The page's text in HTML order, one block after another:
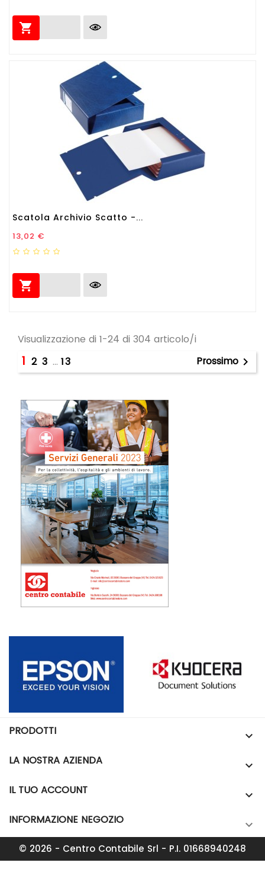

Scatola Archivio Scatto -...
Prezzo
13,02 €

Visualizzazione di 1-24 di 304 articolo/i
1 2 3 … 13 Prossimo 
PRODOTTI 
LA NOSTRA AZIENDA 
IL TUO ACCOUNT 
INFORMAZIONE NEGOZIO 
© 2026 - Centro Contabile Srl - P.I. 01668940248